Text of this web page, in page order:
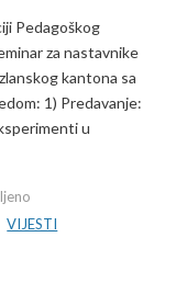
Pedagoškog
za nastavnike
kantona sa
1) Predavanje:
u
VIJESTI